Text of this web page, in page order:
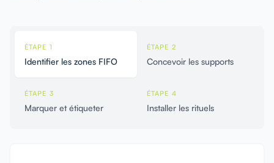
ÉTAPE 1
Identifier les zones FIFO
ÉTAPE 2
Concevoir les supports
ÉTAPE 3
Marquer et étiqueter
ÉTAPE 4
Installer les rituels